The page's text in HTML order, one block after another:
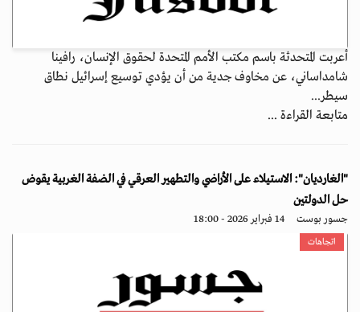
أعربت المتحدثة باسم مكتب الأمم المتحدة لحقوق الإنسان، رافينا
شامداساني، عن مخاوف جدية من أن يؤدي توسيع إسرائيل نطاق
سيطر...
متابعة القراءة ...
"الغارديان": الاستيلاء على الأراضي والتطهير العرقي في الضفة الغربية يقوض
حل الدولتين
جسور بوست 14 فبراير 2026 - 18:00
اتجاهات